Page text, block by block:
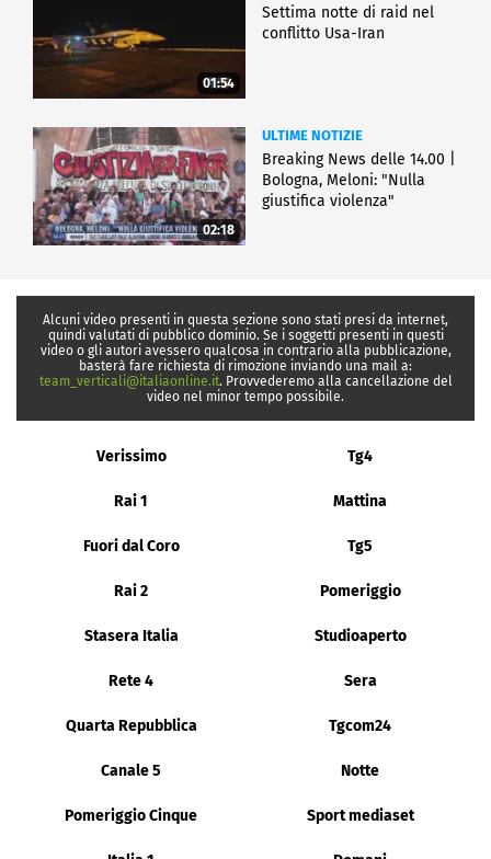
01:54
Settima notte di raid nel
conflitto Usa-Iran
02:18
ULTIME NOTIZIE
Breaking News delle 14.00 |
Bologna, Meloni: "Nulla
giustifica violenza"
Alcuni video presenti in questa sezione sono stati presi da internet,
quindi valutati di pubblico dominio. Se i soggetti presenti in questi
video o gli autori avessero qualcosa in contrario alla pubblicazione,
basterà fare richiesta di rimozione inviando una mail a:
team_verticali@italiaonline.it. Provvederemo alla cancellazione del
video nel minor tempo possibile.
Verissimo Tg4
Rai 1 Mattina
Fuori dal Coro Tg5
Rai 2 Pomeriggio
Stasera Italia Studioaperto
Rete 4 Sera
Quarta Repubblica Tgcom24
Canale 5 Notte
Pomeriggio Cinque Sport mediaset